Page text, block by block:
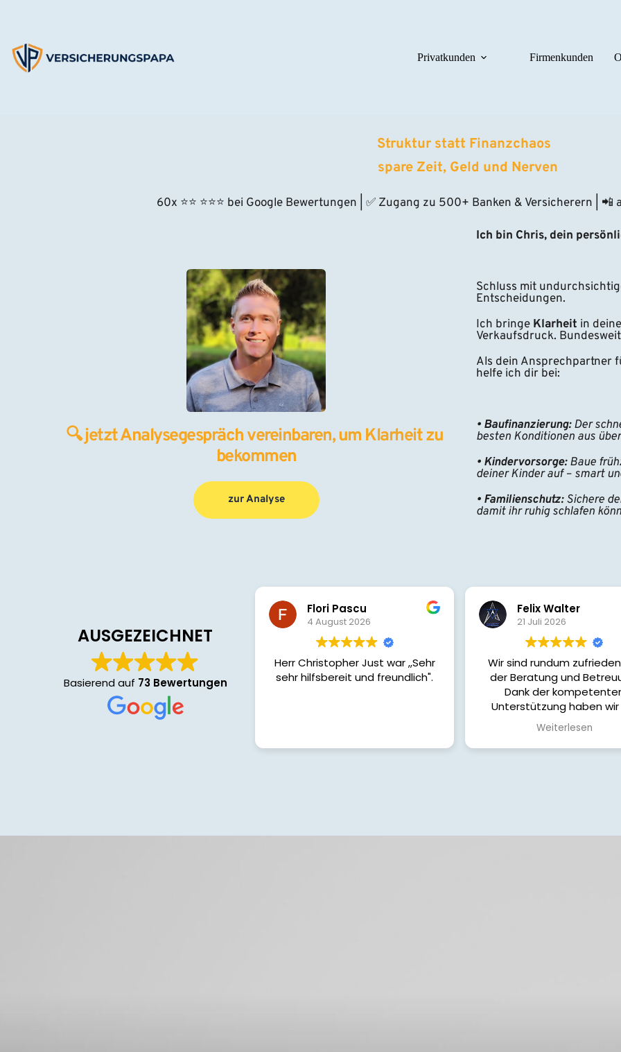
Privatkunden Firmenkunden
Struktur statt Finanzchaos
spare Zeit, Geld und Nerven
60x ⭐⭐ ⭐⭐⭐ bei Google Bewertungen | ✅ Zugang zu 500+ Banken & Versicherern |
🔍 jetzt Analysegespräch vereinbaren, um Klarheit zu
bekommen
zur Analyse
Ich bin Chris, dein
Schluss mit
Entscheidungen.
Ich bringe Klarheit in
Verkaufsdruck.
Als dein Ansprechpartner
helfe ich dir bei:
• Baufinanzierung: Der
besten Konditionen aus
• Kindervorsorge: Baue
deiner Kinder auf – smart
• Familienschutz: Sichere
damit ihr ruhig schlafen
AUSGEZEICHNET
Basierend auf 73 Bewertungen
Flori Pascu
4 August 2026
Herr Christopher Just war ,,Sehr
sehr hilfsbereit und freundlich".
Felix Walter
21 Juli 2026
Wir sind rundum
der Beratung und
Dank der
Unterstützung haben wir
passende Finanzierung für
Haus gefunden. Von
Ende wurden wir
Weiterlesen